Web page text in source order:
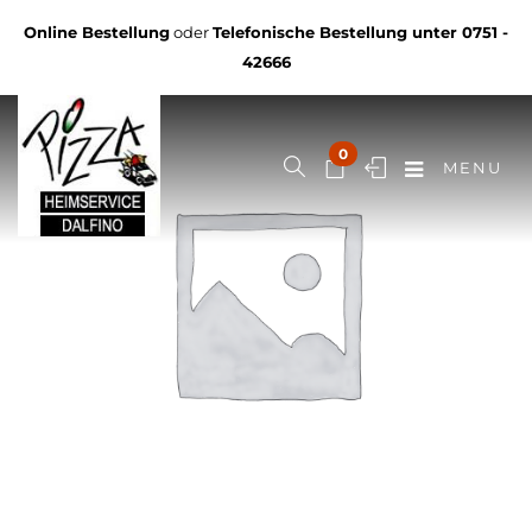
Online BestellungoderTelefonische Bestellung unter 0751 -
42666
0
MENU